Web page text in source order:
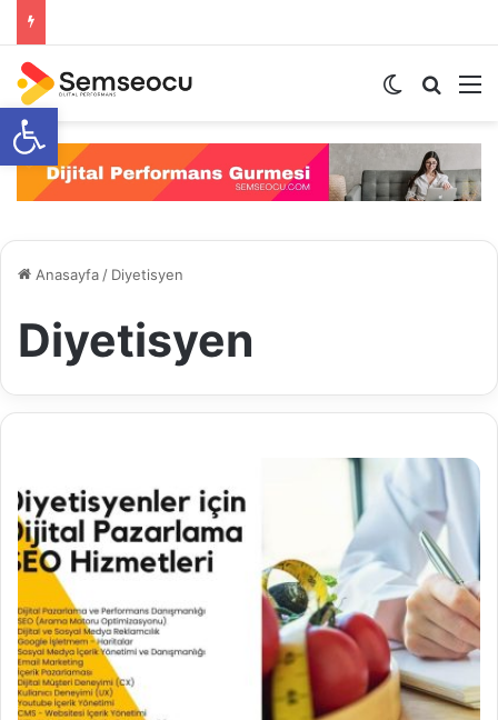
Dış
Anasayfa / Diyetisyen
Diyetisyen
Open toolbar